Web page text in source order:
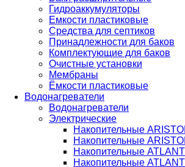
Гидроаккумуляторы
Емкости пластиковые
Средства для септиков
Принадлежности для баков
Комплектующие для баков
Очистные установки
Мембраны
Ёмкости пластиковые
Водонагреватели
Водонагреватели
Электрические
Накопительные
Накопительные
Накопительные
Накопительные